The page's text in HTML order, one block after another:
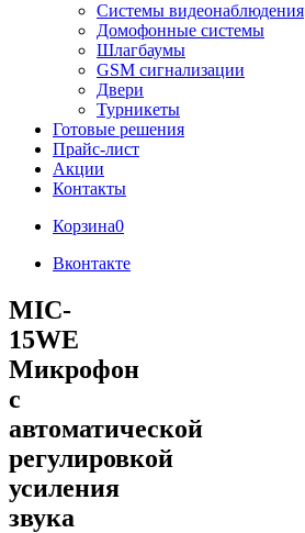
Системы видеонаблюдения
Домофонные системы
Шлагбаумы
GSM сигнализации
Двери
Турникеты
Готовые решения
Прайс-лист
Акции
Контакты
Корзина0
Вконтакте
MIC-
15WE
Микрофон
с
автоматической
регулировкой
усиления
звука